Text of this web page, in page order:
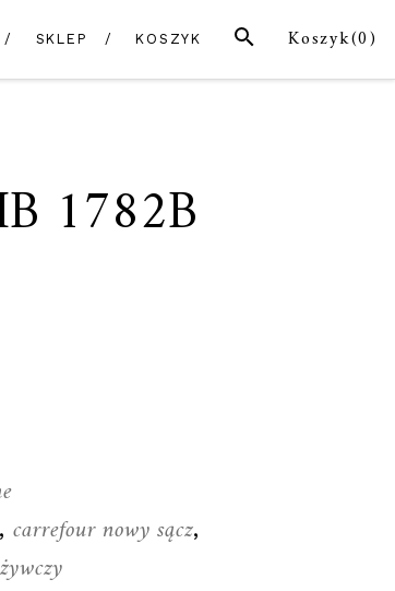
Koszyk(0)
SZUKAJ
SKLEP KOSZYK
1782B
,carrefour nowy sącz,